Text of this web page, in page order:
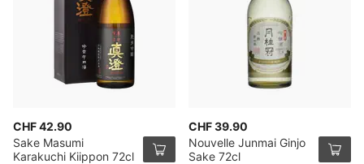
CHF 42.90
Sake Masumi
Karakuchi Kiippon 72cl
CHF 39.90
Nouvelle Junmai Ginjo
Sake 72cl